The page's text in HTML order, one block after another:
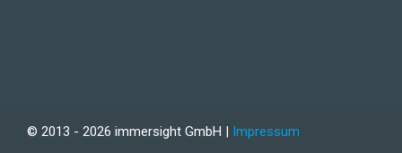
© 2013 - 2026 immersight GmbH | Impressum